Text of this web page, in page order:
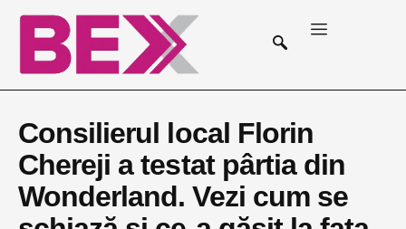
Consilierul local Florin
Chereji a testat pârtia din
Wonderland. Vezi cum se